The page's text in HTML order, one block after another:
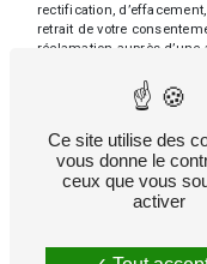
rectification,
retrait de votre
réclamation auprès
sort de vos données
voie postale à l'adresse
justificatif d'identité
données pendant la
de prescription légale
contentieux. Vous avez
au démarchage
.
Ce site utilise des
vous donne le
ceux que vous
activer